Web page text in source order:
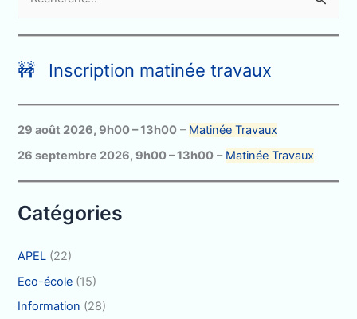
c
h
e
r
c
h
🚧 Inscription matinée travaux
29 août 2026, 9h00–13h00 – Matinée Travaux
26 septembre 2026, 9h00–13h00 – Matinée Travaux
Catégories
APEL (22)
Eco-école (15)
Information (28)